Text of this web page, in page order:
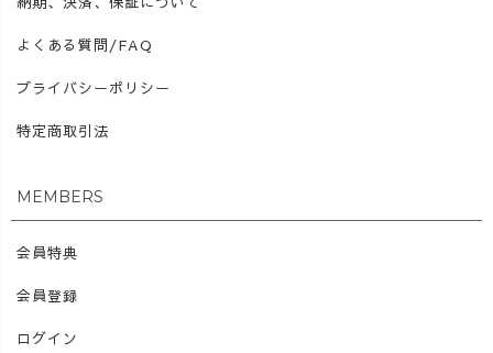
よくある質問/FAQ
プライバシーポリシー
特定商取引法
MEMBERS
会員特典
会員登録
ログイン